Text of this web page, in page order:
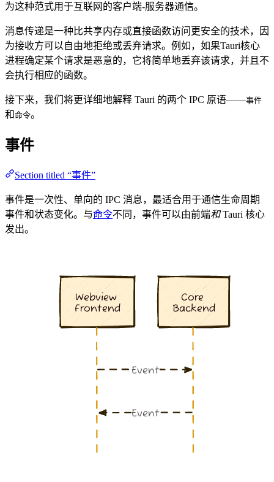
为这种范式用于互联网的客户端-服务器通信。
消息传递是一种比共享内存或直接函数访问更安全的技术，因
为接收方可以自由地拒绝或丢弃请求。例如，如果Tauri核心
进程确定某个请求是恶意的，它将简单地丢弃该请求，并且不
会执行相应的函数。
接下来，我们将更详细地解释 Tauri 的两个 IPC 原语——事件
和命令。
事件
Section titled “事件”
事件是一次性、单向的 IPC 消息，最适合用于通信生命周期
事件和状态变化。与命令不同，事件可以由前端和Tauri 核心
发出。